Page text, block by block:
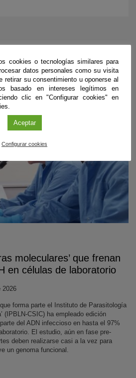
moleculares’ que frenan
en células de laboratorio
2026
forma parte el Instituto de Parasitología
(IPBLN-CSIC) ha empleado edición
del ADN infeccioso en hasta el 97%
El estudio, aún en fase pre-
deben realizarse casi a la vez para
un genoma funcional.
cookies o tecnologías similares para
datos personales como su visita
retirar su consentimiento u oponerse al
basado en intereses legítimos en
clic en "Configurar cookies" en
Aceptar
Configurar cookies